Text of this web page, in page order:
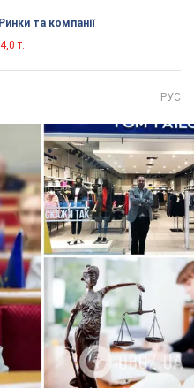
Ринки та компанії
т.
РУС